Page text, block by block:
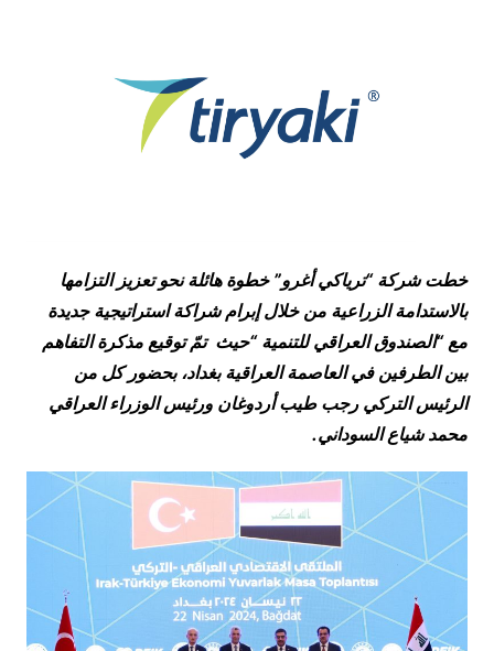
خطت شركة “ترياكي أغرو” خطوة هائلة نحو تعزيز التزامها
بالاستدامة الزراعية من خلال إبرام شراكة استراتيجية جديدة
مع “الصندوق العراقي للتنمية“حيث تمّ توقيع مذكرة التفاهم
بين الطرفين في العاصمة العراقية بغداد، بحضور كل من
الرئيس التركي رجب طيب أردوغان ورئيس الوزراء العراقي
محمد شياعالسوداني.